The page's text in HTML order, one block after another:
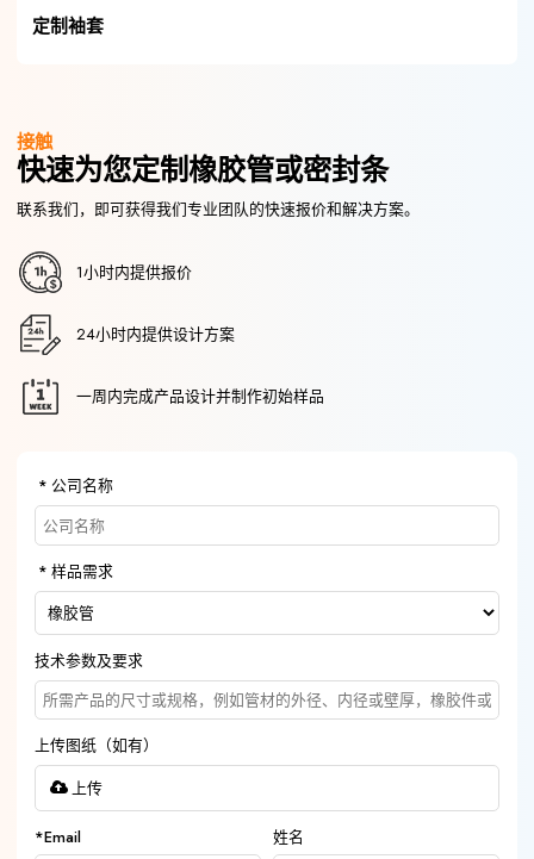
定制袖套
接触
快速为您定制橡胶管或密封条
联系我们，即可获得我们专业团队的快速报价和解决方案。
1小时内提供报价
24小时内提供设计方案
一周内完成产品设计并制作初始样品
公司名称
样品需求
技术参数及要求
上传图纸（如有）
上传
*Email 姓名